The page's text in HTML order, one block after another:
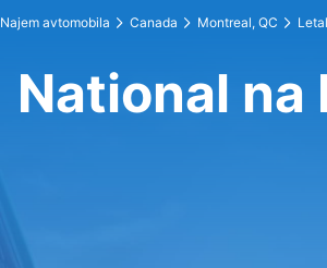
Najem avtomobila Canada Montreal, QC
National